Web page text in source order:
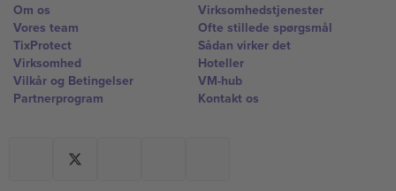
Om os
Vores team
TixProtect
Virksomhed
Vilkår og Betingelser
Partnerprogram
Virksomhedstjenester
Ofte stillede spørgsmål
Sådan virker det
Hoteller
VM-hub
Kontakt os